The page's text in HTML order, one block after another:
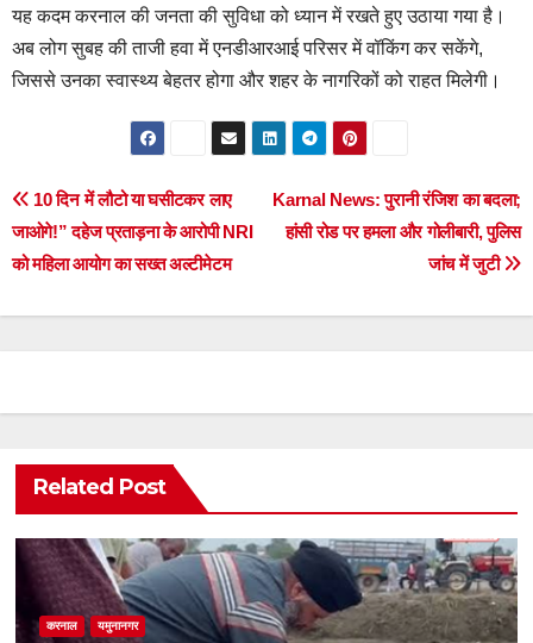
यह कदम करनाल की जनता की सुविधा को ध्यान में रखते हुए उठाया गया है।
अब लोग सुबह की ताजी हवा में एनडीआरआई परिसर में वॉकिंग कर सकेंगे,
जिससे उनका स्वास्थ्य बेहतर होगा और शहर के नागरिकों को राहत मिलेगी।
Post
navigation
Karnal News: पुरानी रंजिश का बदला;
हांसी रोड पर हमला और गोलीबारी, पुलिस
जांच में जुटी
10 दिन में लौटो या घसीटकर लाए
जाओगे!” दहेज प्रताड़ना के आरोपी NRI
को महिला आयोग का सख्त अल्टीमेटम
Related Post
करनाल यमुनानगर